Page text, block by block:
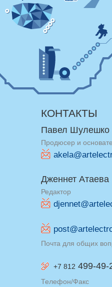
КОНТАКТЫ
Павел Шулешко
Продюсер и
Дженнет Атаева
Редактор
Почта для общих
+7 812 499-49-
Телефон/Факс